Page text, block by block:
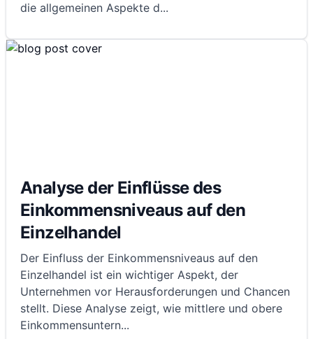
die allgemeinen Aspekte d...
Analyse der Einflüsse des
Einkommensniveaus auf den
Einzelhandel
Der Einfluss der Einkommensniveaus auf den
Einzelhandel ist ein wichtiger Aspekt, der
Unternehmen vor Herausforderungen und Chancen
stellt. Diese Analyse zeigt, wie mittlere und obere
Einkommensuntern...